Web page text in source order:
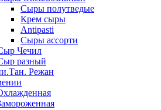
Сыры полутведые
Крем сыры
Antipasti
Сыры ассорти
Чечил
разный
Режан